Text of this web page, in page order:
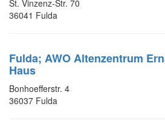
St. Vinzenz-Str. 70
36041 Fulda
Fulda; AWO Altenzentrum
Haus
Bonhoefferstr. 4
36037 Fulda